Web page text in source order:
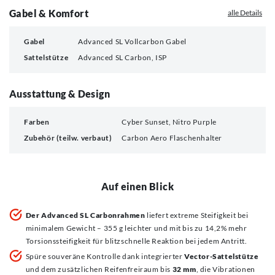
Gabel & Komfort alle Details
Gabel
Advanced SL Vollcarbon Gabel
Sattelstütze
Advanced SL Carbon, ISP
Ausstattung & Design
Farben
Cyber Sunset, Nitro Purple
Zubehör (teilw. verbaut)
Carbon Aero Flaschenhalter
Auf einen Blick
Der Advanced SL Carbonrahmen liefert extreme Steifigkeit bei
minimalem Gewicht – 355 g leichter und mit bis zu 14,2% mehr
Torsionssteifigkeit für blitzschnelle Reaktion bei jedem Antritt.
Spüre souveräne Kontrolle dank integrierterVector-Sattelstütze
und dem zusätzlichen Reifenfreiraum bis 32 mm, die Vibrationen